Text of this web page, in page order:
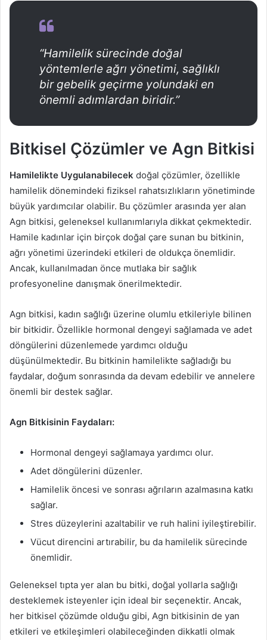
“Hamilelik sürecinde doğal
yöntemlerle ağrı yönetimi, sağlıklı
bir gebelik geçirme yolundaki en
önemli adımlardan biridir.”
Bitkisel Çözümler ve Agn Bitkisi
Hamilelikte Uygulanabilecek doğal çözümler, özellikle
hamilelik dönemindeki fiziksel rahatsızlıkların yönetiminde
büyük yardımcılar olabilir. Bu çözümler arasında yer alan
Agn bitkisi, geleneksel kullanımlarıyla dikkat çekmektedir.
Hamile kadınlar için birçok doğal çare sunan bu bitkinin,
ağrı yönetimi üzerindeki etkileri de oldukça önemlidir.
Ancak, kullanılmadan önce mutlaka bir sağlık
profesyoneline danışmak önerilmektedir.
Agn bitkisi, kadın sağlığı üzerine olumlu etkileriyle bilinen
bir bitkidir. Özellikle hormonal dengeyi sağlamada ve adet
döngülerini düzenlemede yardımcı olduğu
düşünülmektedir. Bu bitkinin hamilelikte sağladığı bu
faydalar, doğum sonrasında da devam edebilir ve annelere
önemli bir destek sağlar.
Agn Bitkisinin Faydaları:
Hormonal dengeyi sağlamaya yardımcı olur.
Adet döngülerini düzenler.
Hamilelik öncesi ve sonrası ağrıların azalmasına katkı
sağlar.
Stres düzeylerini azaltabilir ve ruh halini iyileştirebilir.
Vücut direncini artırabilir, bu da hamilelik sürecinde
önemlidir.
Geleneksel tıpta yer alan bu bitki, doğal yollarla sağlığı
desteklemek isteyenler için ideal bir seçenektir. Ancak,
her bitkisel çözümde olduğu gibi, Agn bitkisinin de yan
etkileri ve etkileşimleri olabileceğinden dikkatli olmak